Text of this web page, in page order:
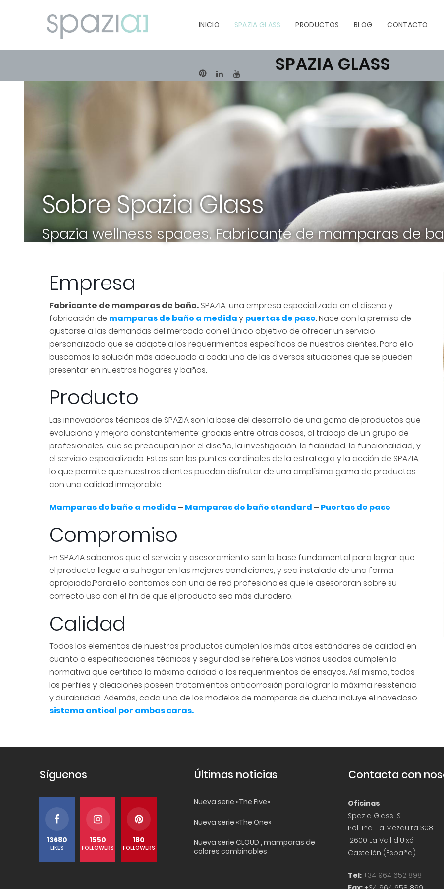
INICIO SPAZIA GLASS PRODUCTOS BLOG CONTACTO
PINTERESTLINKEDIN SPAZIA GLASS
Sobre Spazia Glass
Spazia wellness spaces. Fabricante de mamparas de
Empresa
Fabricante de mamparas de baño. SPAZIA, una empresa especializada en el diseño y
fabricación de mamparas de baño a mediday puertas de paso. Nace con la premisa de
ajustarse a las demandas del mercado con el único objetivo de ofrecer un servicio
personalizado que se adapte a los requerimientos específicos de nuestros clientes. Para ello
buscamos la solución más adecuada a cada una de las diversas situaciones que se pueden
presentar en nuestros hogares y baños.
Producto
Las innovadoras técnicas de SPAZIA son la base del desarrollo de una gama de productos que
evoluciona y mejora constantemente; gracias entre otras cosas, al trabajo de un grupo de
profesionales, que se preocupan por el diseño, la investigación, la fiabilidad, la funcionalidad, y
el servicio especializado. Estos son los puntos cardinales de la estrategia y la acción de SPAZIA,
lo que permite que nuestros clientes puedan disfrutar de una amplísima gama de productos
con una calidad inmejorable.
Mamparas de baño a medida – Mamparas de baño standard – Puertas de paso
Compromiso
En SPAZIA sabemos que el servicio y asesoramiento son la base fundamental para lograr que
el producto llegue a su hogar en las mejores condiciones, y sea instalado de una forma
apropiada.Para ello contamos con una de red profesionales que le asesoraran sobre su
correcto uso con el fin de que el producto sea más duradero.
Calidad
Todos los elementos de nuestros productos cumplen los más altos estándares de calidad en
cuanto a especificaciones técnicas y seguridad se refiere. Los vidrios usados cumplen la
normativa que certifica la máxima calidad a los requerimientos de ensayos. Así mismo, todos
los perfiles y aleaciones poseen tratamientos anticorrosión para lograr la máxima resistencia
y durabilidad. Además, cada uno de los modelos de mamparas de ducha incluye el novedoso
sistema antical por ambas caras.
Síguenos
13680
LIKES
1550
FOLLOWERS
180
FOLLOWERS
Últimas noticias
Nueva serie «The Five»
Nueva serie «The One»
Nueva serie CLOUD , mamparas de
colores combinables
Contacta con
Oficinas
Spazia Glass, S.L.
Pol. Ind. La Mezquita 308
12600 La Vall d'Uixó -
Castellón (España)
Tel: +34 964 652 898